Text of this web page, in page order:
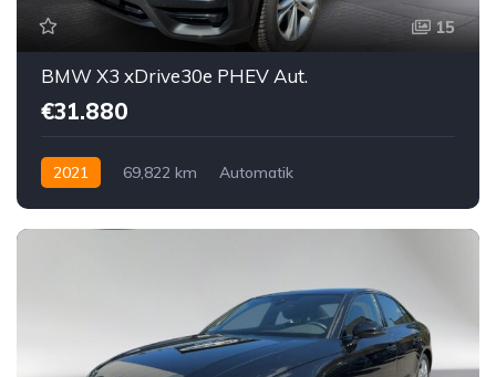
15
BMW X3 xDrive30e PHEV Aut.
€31.880
2021 69,822 km
Automatik